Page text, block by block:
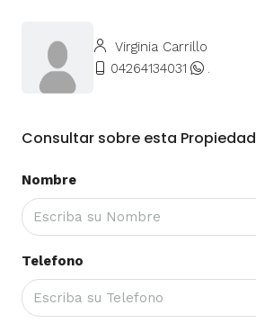
Virginia Carrillo
04264134031
.
Consultar sobre esta Propiedad
Nombre
Telefono